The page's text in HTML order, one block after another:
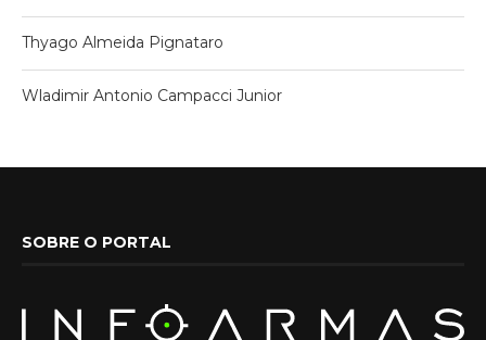
Thyago Almeida Pignataro
Wladimir Antonio Campacci Junior
SOBRE O PORTAL